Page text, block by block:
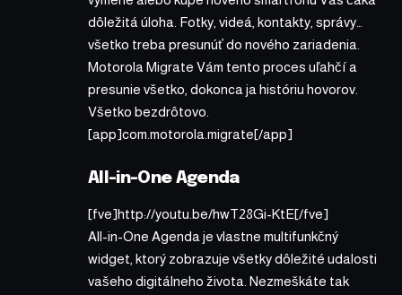
dôležitá úloha. Fotky, videá, kontakty, správy…
všetko treba presunúť do nového zariadenia.
Motorola Migrate Vám tento proces uľahčí a
presunie všetko, dokonca ja históriu hovorov.
Všetko bezdrôtovo.
[app]com.motorola.migrate[/app]
All-in-One Agenda
[fve]http://youtu.be/hwT28Gi-KtE[/fve]
All-in-One Agenda je vlastne multifunkčný
widget, ktorý zobrazuje všetky dôležité udalosti
vašeho digitálneho života. Nezmeškáte tak